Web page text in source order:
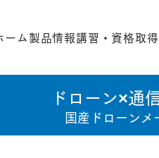
ーム 製品情報講習・資格取得
ドローン×通
国産ドローンメ